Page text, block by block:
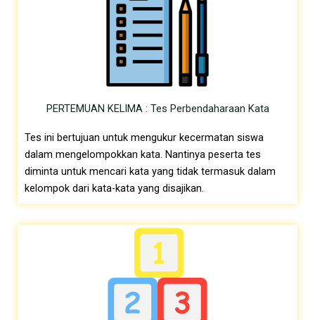
PERTEMUAN KELIMA : Tes Perbendaharaan Kata
Tes ini bertujuan untuk mengukur kecermatan siswa
dalam mengelompokkan kata. Nantinya peserta tes
diminta untuk mencari kata yang tidak termasuk dalam
kelompok dari kata-kata yang disajikan.